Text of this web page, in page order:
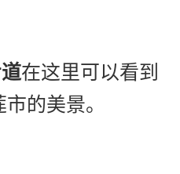
在这里可以看到
的美景。